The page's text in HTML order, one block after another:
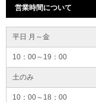
営業時間について
平日 月～金
10：00～19：00
土のみ
10：00～18：00